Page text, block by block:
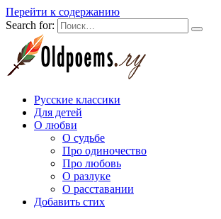
Перейти к содержанию
Search for:
Русские классики
Для детей
О любви
О судьбе
Про одиночество
Про любовь
О разлуке
О расставании
Добавить стих